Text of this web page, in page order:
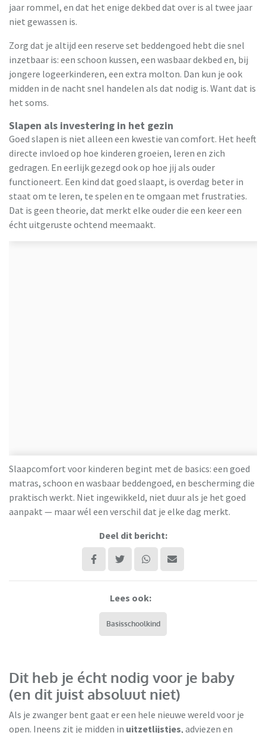
jaar rommel, en dat het enige dekbed dat over is al twee jaar
niet gewassen is.
Zorg dat je altijd een reserve set beddengoed hebt die snel
inzetbaar is: een schoon kussen, een wasbaar dekbed en, bij
jongere logeerkinderen, een extra molton. Dan kun je ook
midden in de nacht snel handelen als dat nodig is. Want dat is
het soms.
Slapen als investering in het gezin
Goed slapen is niet alleen een kwestie van comfort. Het heeft
directe invloed op hoe kinderen groeien, leren en zich
gedragen. En eerlijk gezegd ook op hoe jij als ouder
functioneert. Een kind dat goed slaapt, is overdag beter in
staat om te leren, te spelen en te omgaan met frustraties.
Dat is geen theorie, dat merkt elke ouder die een keer een
écht uitgeruste ochtend meemaakt.
Slaapcomfort voor kinderen begint met de basics: een goed
matras, schoon en wasbaar beddengoed, en bescherming die
praktisch werkt. Niet ingewikkeld, niet duur als je het goed
aanpakt — maar wél een verschil dat je elke dag merkt.
Deel dit bericht:
Lees ook:
Basisschoolkind
Dit heb je écht nodig voor je baby
(en dit juist absoluut niet)
Als je zwanger bent gaat er een hele nieuwe wereld voor je
open. Ineens zit je midden in uitzetlijstjes, adviezen en